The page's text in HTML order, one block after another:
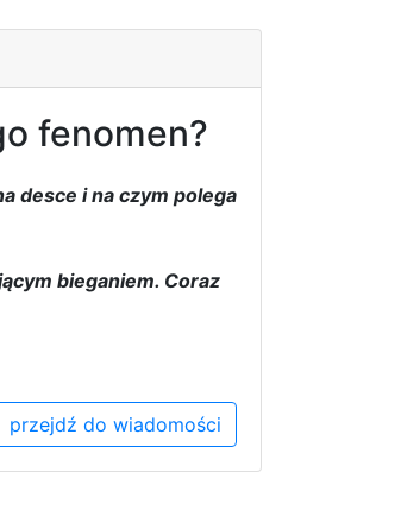
fenomen?
desce i na czym polega
bieganiem. Coraz
przejdź do wiadomości